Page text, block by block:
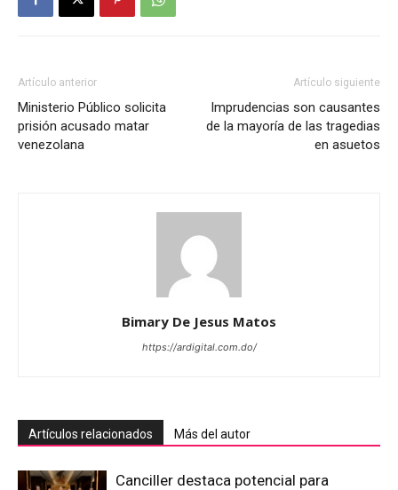
Artículo anterior
Ministerio Público solicita
prisión acusado matar
venezolana
Artículo siguiente
Imprudencias son causantes
de la mayoría de las tragedias
en asuetos
Bimary De Jesus Matos
https://ardigital.com.do/
Artículos relacionados Más del autor
Canciller destaca potencial para